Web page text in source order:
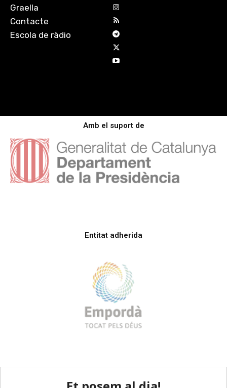
Graella
Contacte
Escola de ràdio
Amb el suport de
Entitat adherida